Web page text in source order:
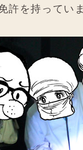
を持ってい